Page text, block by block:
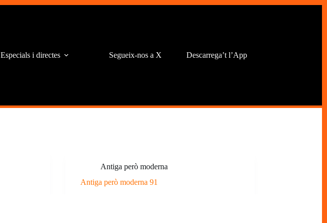
Especials i directes Segueix-nos a X Descarrega’t l’App
Antiga però moderna
Antiga però moderna 91